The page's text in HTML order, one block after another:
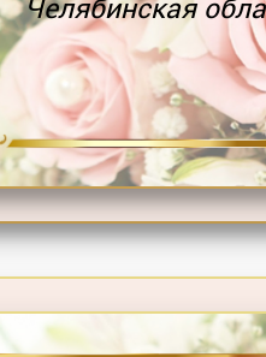
Челябинская